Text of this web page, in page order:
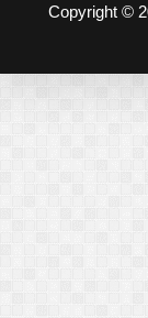
Copyright ©